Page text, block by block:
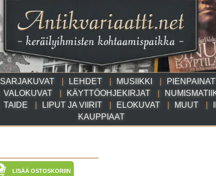
SARJAKUVAT LEHDET MUSIIKKI
VALOKUVAT KÄYTTÖOHJEKIRJAT
TAIDE LIPUT JA VIIRIT ELOKUVAT MUUT
KAUPPIAAT
LISÄÄ OSTOSKORIIN